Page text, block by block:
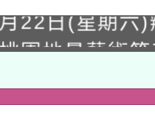
究院辦理「
單位及節水達
22日(星期六
廟祈福系列
園地景藝術
部國民及學前